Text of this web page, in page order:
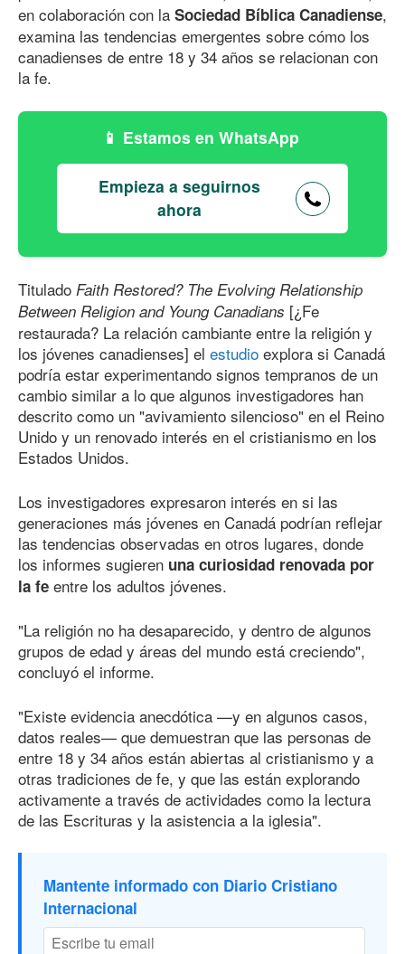
en colaboración con la Sociedad Bíblica Canadiense,
examina las tendencias emergentes sobre cómo los
canadienses de entre 18 y 34 años se relacionan con
la fe.
Estamos en WhatsApp
Empieza a seguirnos
ahora
Titulado Faith Restored? The Evolving Relationship
Between Religion and Young Canadians [¿Fe
restaurada? La relación cambiante entre la religión y
los jóvenes canadienses] el estudio explora si Canadá
podría estar experimentando signos tempranos de un
cambio similar a lo que algunos investigadores han
descrito como un "avivamiento silencioso" en el Reino
Unido y un renovado interés en el cristianismo en los
Estados Unidos.
Los investigadores expresaron interés en si las
generaciones más jóvenes en Canadá podrían reflejar
las tendencias observadas en otros lugares, donde
los informes sugieren una curiosidad renovada por
la fe entre los adultos jóvenes.
"La religión no ha desaparecido, y dentro de algunos
grupos de edad y áreas del mundo está creciendo",
concluyó el informe.
"Existe evidencia anecdótica —y en algunos casos,
datos reales— que demuestran que las personas de
entre 18 y 34 años están abiertas al cristianismo y a
otras tradiciones de fe, y que las están explorando
activamente a través de actividades como la lectura
de las Escrituras y la asistencia a la iglesia".
Mantente informado con Diario Cristiano
Internacional